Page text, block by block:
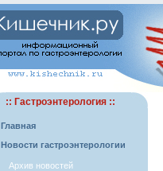
:: Гастроэнтерология ::
Главная
Новости гастроэнтерологии
Архив новостей